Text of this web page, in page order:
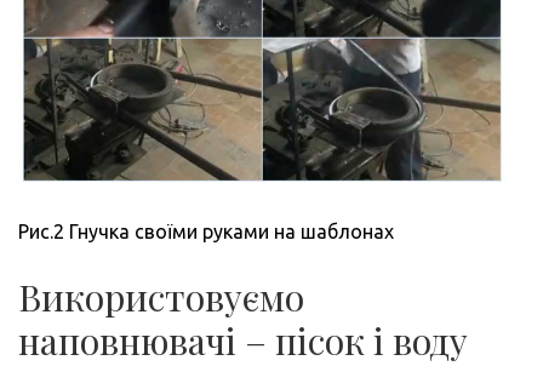
Рис.2 Гнучка своїми руками на шаблонах
Використовуємо
наповнювачі – пісок і воду